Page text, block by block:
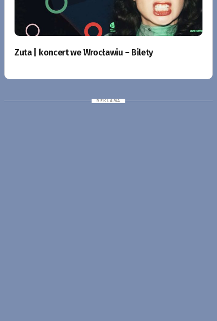
Zuta | koncert we Wrocławiu – Bilety